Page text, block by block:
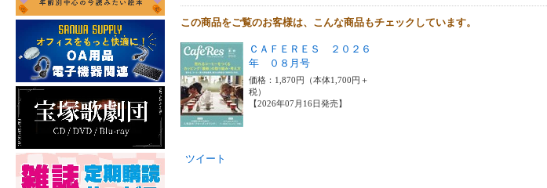
この商品をご覧のお客様は、こんな商品もチェックしています。
ＣＡＦＥＲＥＳ ２０２６
年 ０８月号
価格：1,870円（本体1,700円＋
税）
【2026年07月16日発売】
ツイート